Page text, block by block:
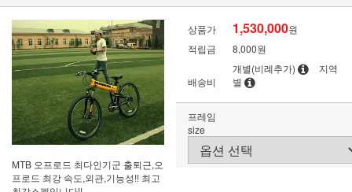
MTB 오프로드 최다인기군 출퇴근,오
프로드 최강 속도,외관,기능성!! 최고
상품가 1,530,000원
적립금
8,000원
배송비
개별(비례추가)
지역
별
프레임
size